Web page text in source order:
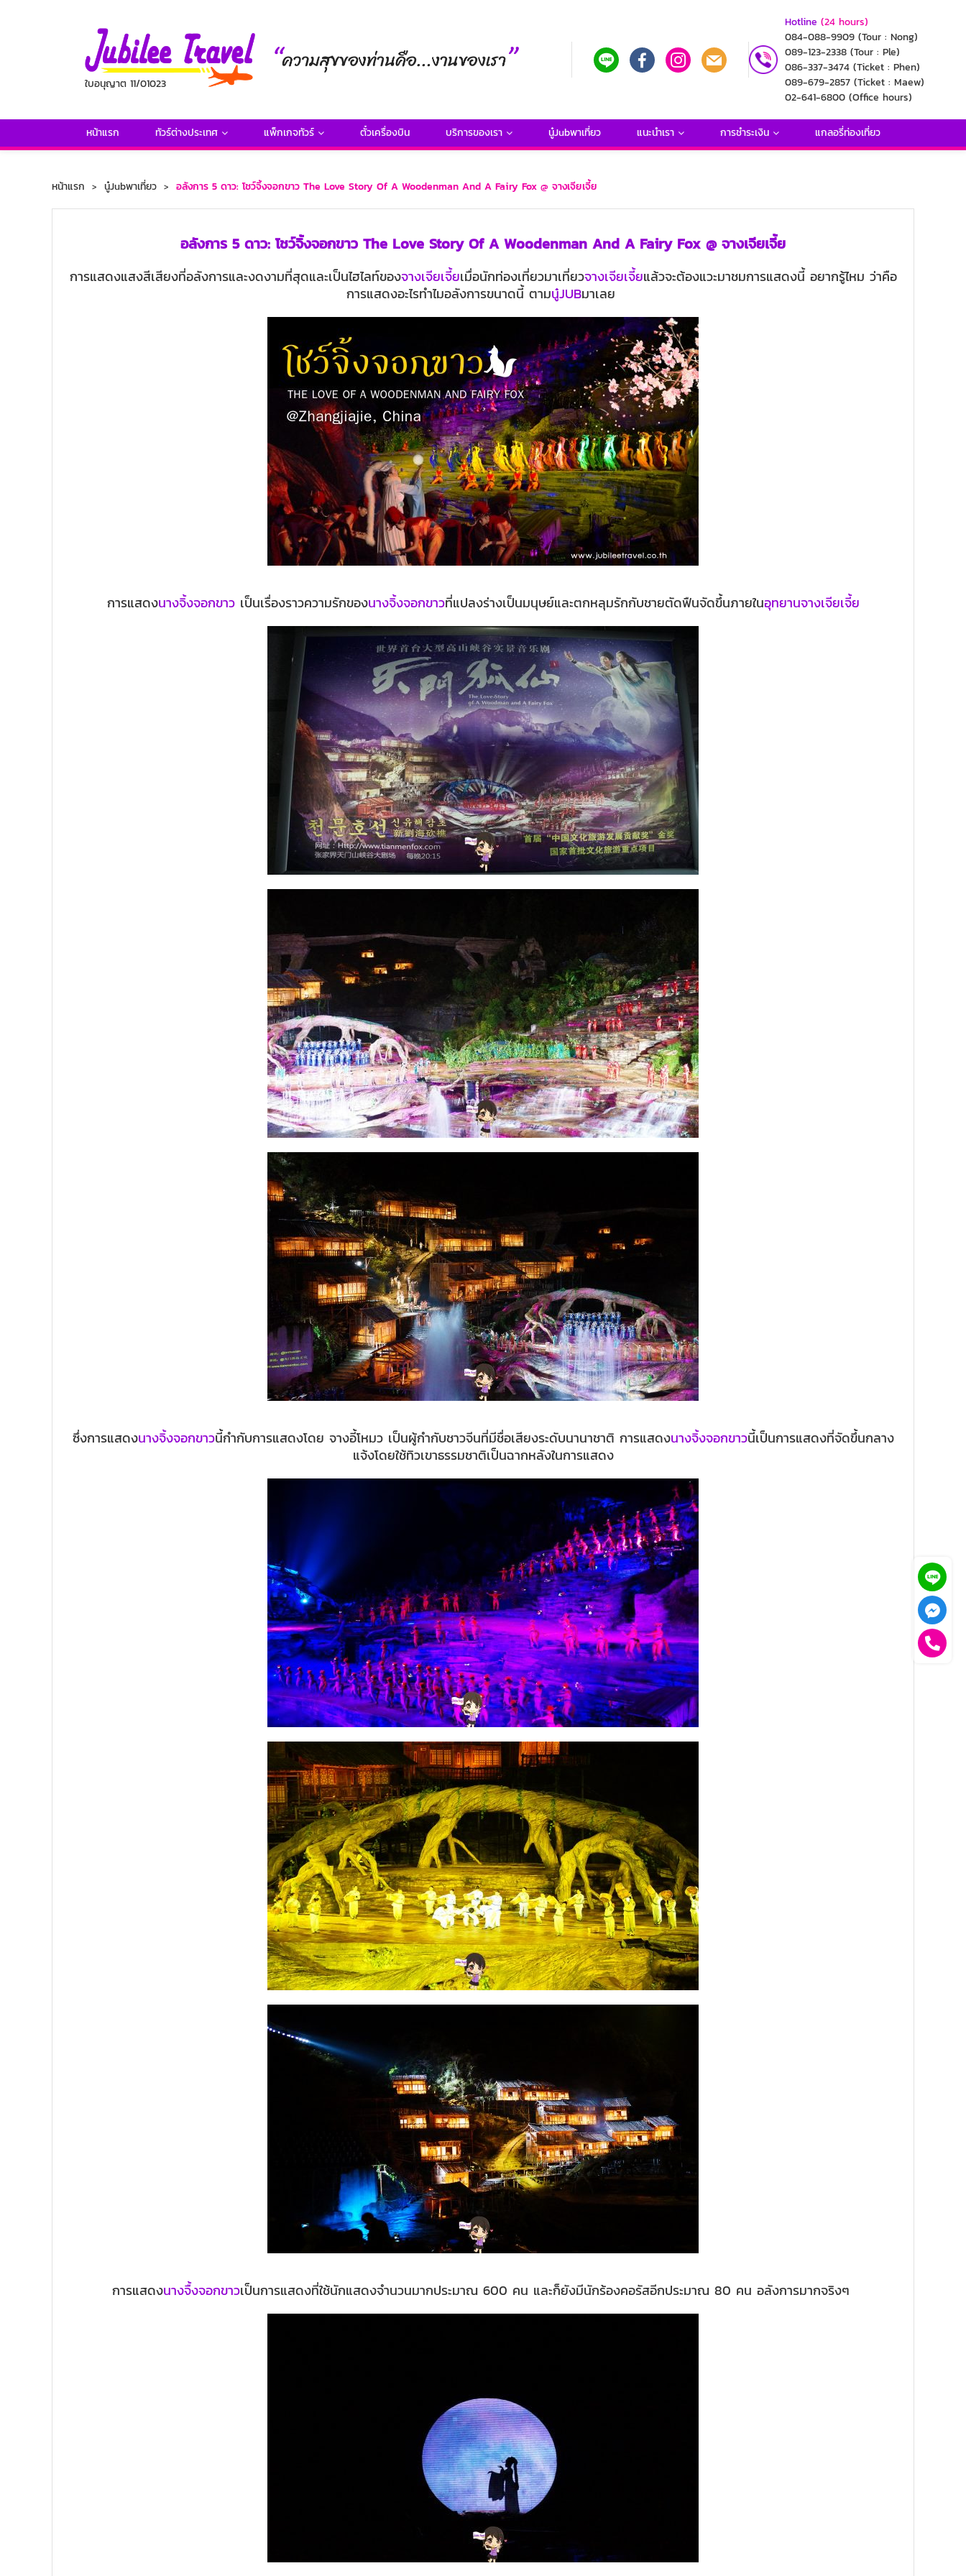
ใบอนุญาต 11/01023
Hotline (24 hours)
084-088-9909 (Tour : Nong)
089-123-2338 (Tour : Ple)
086-337-3474 (Ticket : Phen)
089-679-2857 (Ticket : Maew)
02-641-6800 (Office hours)
หน้าแรก ทัวร์ต่างประเทศ แพ็กเกจทัวร์ ตั๋วเครื่องบิน บริการของเรา นู๋Jubพาเที่ยว แนะนำเรา การชำระเงิน แกลอรี่ท่องเที่ยว
หน้าแรก นู๋Jubพาเที่ยว อลังการ 5 ดาว: โชว์จิ้งจอกขาว The Love Story Of A Woodenman And A Fairy Fox @ จางเจียเจี้ย
อลังการ 5 ดาว: โชว์จิ้งจอกขาว The Love Story Of A Woodenman And A Fairy Fox @ จางเจียเจี้ย
การแสดงแสงสีเสียงที่อลังการและงดงามที่สุดและเป็นไฮไลท์ของจางเจียเจี้ยเมื่อนักท่องเที่ยวมาเที่ยวจางเจียเจี้ยแล้วจะต้องแวะมาชมการแสดงนี้ อยากรู้ไหม ว่าคือ
การแสดงอะไรทำไมอลังการขนาดนี้ ตามนู๋JUBมาเลย
การแสดงนางจิ้งจอกขาวเป็นเรื่องราวความรักของนางจิ้งจอกขาวที่แปลงร่างเป็นมนุษย์และตกหลุมรักกับชายตัดฟืนจัดขึ้นภายในอุทยานจางเจียเจี้ย
ซึ่งการแสดงนางจิ้งจอกขาวนี้กำกับการแสดงโดย จางอี้โหมว เป็นผู้กำกับชาวจีนที่มีชื่อเสียงระดับนานาชาติ การแสดงนางจิ้งจอกขาวนี้เป็นการแสดงที่จัดขึ้นกลาง
แจ้งโดยใช้ทิวเขาธรรมชาติเป็นฉากหลังในการแสดง
การแสดงนางจื้งจอกขาวเป็นการแสดงที่ใช้นักแสดงจำนวนมากประมาณ 600 คน และก็ยังมีนักร้องคอรัสอีกประมาณ 80 คน อลังการมากจริงๆ